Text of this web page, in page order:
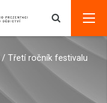
/ Třetí ročník festivalu